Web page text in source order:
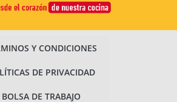
Y CONDICIONES
DE PRIVACIDAD
BOLSA DE TRABAJO